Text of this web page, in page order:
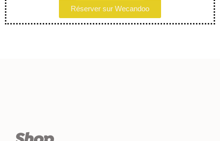
Réserver sur Wecandoo